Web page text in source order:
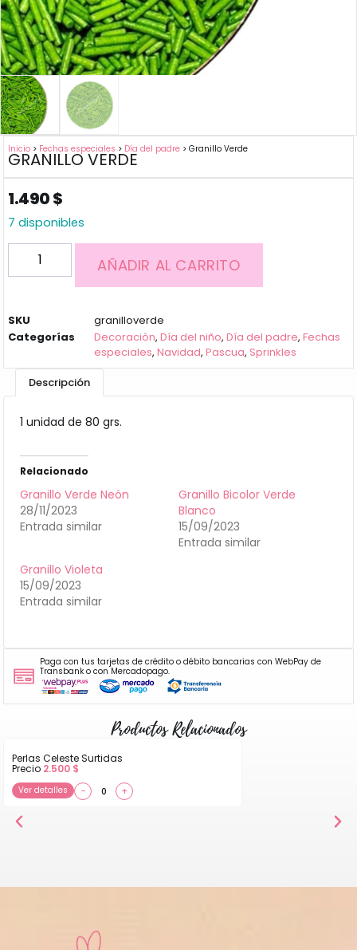
Inicio > Fechas especiales > Día del padre > Granillo Verde
GRANILLO VERDE
1.490$
7 disponibles
AÑADIR AL CARRITO
SKU
granilloverde
Categorías
Decoración,Día del niño,Día del padre,Fechas
especiales,Navidad,Pascua, Sprinkles
Descripción
1 unidad de 80 grs.
Relacionado
Granillo Verde Neón
28/11/2023
Entrada similar
Granillo Bicolor Verde
Blanco
15/09/2023
Entrada similar
Granillo Violeta
15/09/2023
Entrada similar
Paga con tus tarjetas de crédito o débito bancarias con WebPay de
Transbank o con Mercadopago.
Productos Relacionados
Perlas Celeste Surtidas
Precio 2.500 $
Ver detalles − +